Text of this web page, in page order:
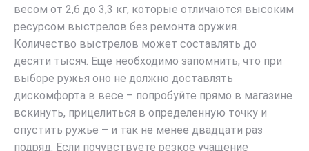
весом от 2,6 до 3,3 кг, которые отличаются высоким
ресурсом выстрелов без ремонта оружия.
Количество выстрелов может составлять до
десяти тысяч. Еще необходимо запомнить, что при
выборе ружья оно не должно доставлять
дискомфорта в весе – попробуйте прямо в магазине
вскинуть, прицелиться в определенную точку и
опустить ружье – и так не менее двадцати раз
подряд. Если почувствуете резкое учащение